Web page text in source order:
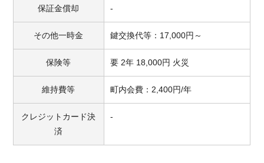
保証金償却 -
その他一時金 鍵交換代等：17,000円～
保険等 要 2年 18,000円 火災
維持費等 町内会費：2,400円/年
クレジットカード決
済
-